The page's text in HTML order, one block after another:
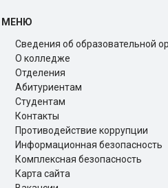
МЕНЮ
Сведения об образовательной
О колледже
Отделения
Абитуриентам
Студентам
Контакты
Противодействие коррупции
Информационная безопасность
Комплексная безопасность
Карта сайта